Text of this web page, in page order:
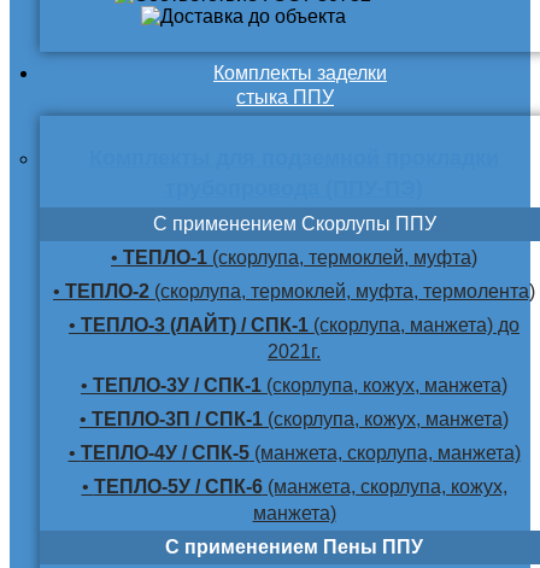
Комплекты заделки
стыка ППУ
С применением Скорлупы ППУ
• ТЕПЛО-1 (скорлупа, термоклей, муфта)
• ТЕПЛО-2 (скорлупа, термоклей, муфта, термолента)
• ТЕПЛО-3 (ЛАЙТ) / СПК-1 (скорлупа, манжета) до
2021г.
• ТЕПЛО-3У / СПК-1 (скорлупа, кожух, манжета)
• ТЕПЛО-3П / СПК-1 (скорлупа, кожух, манжета)
• ТЕПЛО-4У / СПК-5(манжета, скорлупа, манжета)
• ТЕПЛО-5У / СПК-6(манжета, скорлупа, кожух,
манжета)
С применением Пены ППУ